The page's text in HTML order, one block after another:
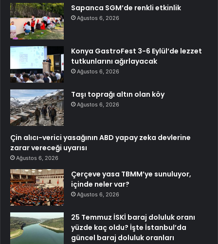
Sapanca SGM’de renkli etkinlik
Ağustos 6, 2026
Konya GastroFest 3-6 Eylül’de lezzet
tutkunlarını ağırlayacak
Ağustos 6, 2026
Taşı toprağı altın olan köy
Ağustos 6, 2026
Çin alıcı-verici yasağının ABD yapay zeka devlerine
zarar vereceği uyarısı
Ağustos 6, 2026
Çerçeve yasa TBMM’ye sunuluyor,
içinde neler var?
Ağustos 6, 2026
25 Temmuz İSKİ baraj doluluk oranı
yüzde kaç oldu? İşte İstanbul’da
güncel baraj doluluk oranları